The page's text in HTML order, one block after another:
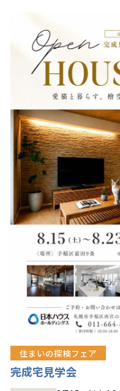
住まいの探検フェア
完成宅見学会